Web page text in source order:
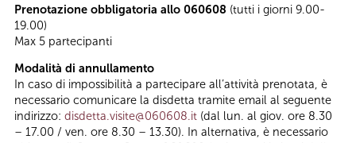
Prenotazione obbligatoria allo 060608 (tutti i giorni 9.00-
19.00)
Max 5 partecipanti
Modalità di annullamento
In caso di impossibilità a partecipare all’attività prenotata, è
necessario comunicare la disdetta tramite email al seguente
indirizzo: disdetta.visite@060608.it (dal lun. al giov. ore 8.30
– 17.00 / ven. ore 8.30 – 13.30). In alternativa, è necessario